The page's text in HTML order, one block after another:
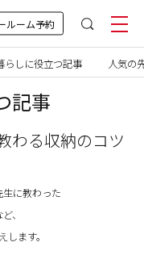
ルーム予約
記事
わる収納のコツ
に教わった
、
ます。
らしに役立つ記事 人気の